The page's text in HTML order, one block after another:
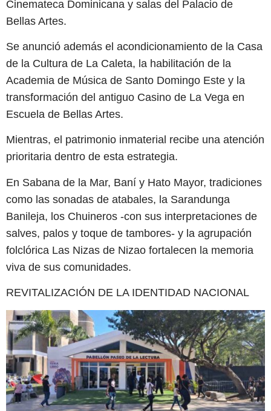
Cinemateca Dominicana y salas del Palacio de
Bellas Artes.
Se anunció además el acondicionamiento de la Casa
de la Cultura de La Caleta, la habilitación de la
Academia de Música de Santo Domingo Este y la
transformación del antiguo Casino de La Vega en
Escuela de Bellas Artes.
Mientras, el patrimonio inmaterial recibe una atención
prioritaria dentro de esta estrategia.
En Sabana de la Mar, Baní y Hato Mayor, tradiciones
como las sonadas de atabales, la Sarandunga
Banileja, los Chuineros -con sus interpretaciones de
salves, palos y toque de tambores- y la agrupación
folclórica Las Nizas de Nizao fortalecen la memoria
viva de sus comunidades.
REVITALIZACIÓN DE LA IDENTIDAD NACIONAL